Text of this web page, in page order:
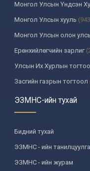
Монгол Улсын Үндсэн
Монгол Улсын хууль
Монгол Улсын олон
Ерөнхийлөгчийн зарлиг
Улсын Их Хурлын
Засгийн газрын тогтоол
Үндсэн хуулийн цэцийн
Улсын дээд шүүхийн
УИХ-аас томилогддог
тушаалтны шийдвэр
Сайдын тушаал(988)
Засгийн газрын
ЭЗМНС-ийн тухай
Бидний тухай
ЭЗМНС - ийн танилцуулга
ЭЗМНС - ийн журам